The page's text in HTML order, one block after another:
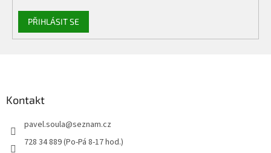
PŘIHLÁSIT SE
Kontakt
pavel.soula@seznam.cz
728 34 889 (Po-Pá 8-17 hod.)